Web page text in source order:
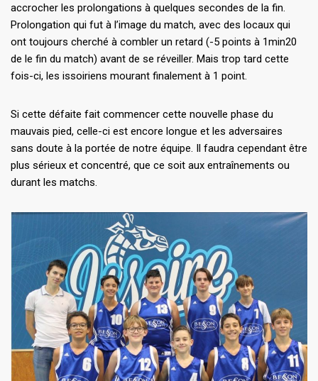
accrocher les prolongations à quelques secondes de la fin.
Prolongation qui fut à l’image du match, avec des locaux qui
ont toujours cherché à combler un retard (-5 points à 1min20
de le fin du match) avant de se réveiller. Mais trop tard cette
fois-ci, les issoiriens mourant finalement à 1 point.
Si cette défaite fait commencer cette nouvelle phase du
mauvais pied, celle-ci est encore longue et les adversaires
sans doute à la portée de notre équipe. Il faudra cependant être
plus sérieux et concentré, que ce soit aux entraînements ou
durant les matchs.